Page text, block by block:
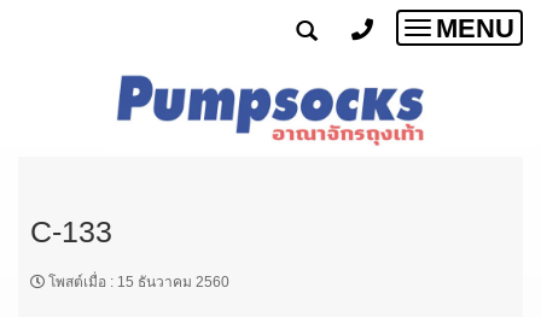
Toggle
MENU
C-133
โพสต์เมื่อ : 15 ธันวาคม 2560